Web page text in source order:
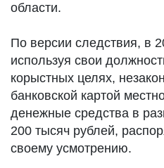
области.
По версии следствия, в
используя свои
корыстных целях,
банковской картой
денежные средства в
200 тысяч рублей,
своему усмотрению.